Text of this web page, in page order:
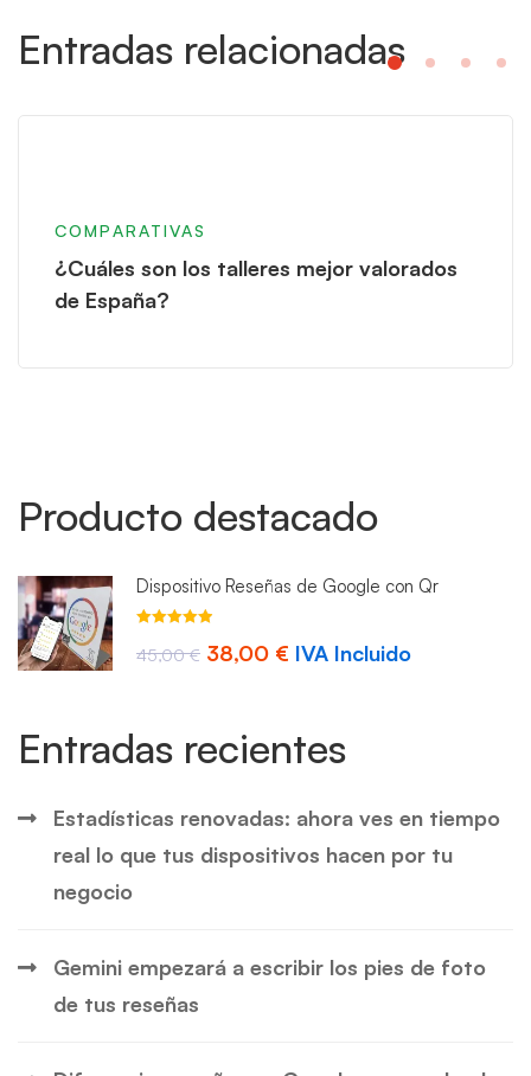
Entradas relacionadas
COMPARATIVAS
¿Cuáles son los talleres mejor valorados
de España?
Producto destacado
Dispositivo Reseñas de Google con Qr
4.93de 5
45,00€ El
era:
38,00 € El
es:
IVA Incluido
Entradas recientes
Estadísticas renovadas: ahora ves en tiempo
real lo que tus dispositivos hacen por tu
negocio
Gemini empezará a escribir los pies de foto
de tus reseñas